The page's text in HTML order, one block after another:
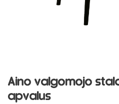
Aino valgomojo
apvalus